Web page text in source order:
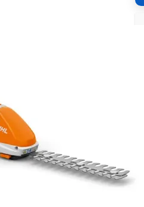
performant